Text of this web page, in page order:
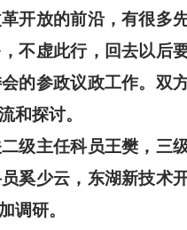
开放的前沿，有很多
不虚此行，回去以后
的参政议政工作。双
和探讨。
主任科员王樊，三级
奚少云，东湖新技术
调研。